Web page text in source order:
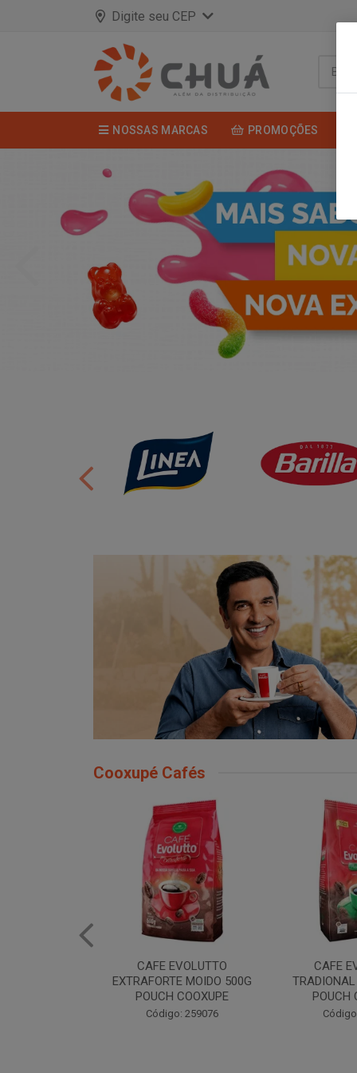
Digite seu CEP
NOSSAS MARCAS PROMOÇÕES
Cooxupé Cafés
CAFE EVOLUTTO
TRADIONAL MOIDO 500G
POUCH COOXUPE
Código: 259077
CAFE
MOIDO